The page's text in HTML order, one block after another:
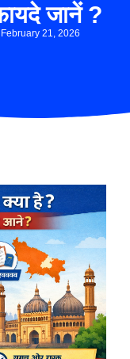
जानें ?
February 21, 2026